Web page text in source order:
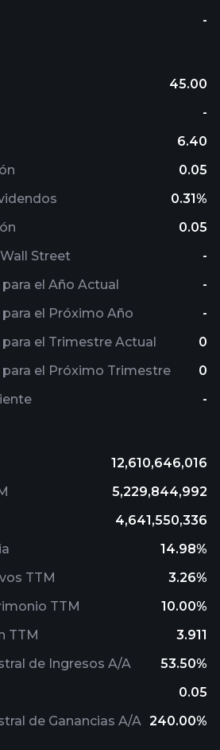
-
45.00
-
6.40
0.05
0.31%
0.05
Street
-
el Año Actual
-
el Próximo Año
-
el Trimestre Actual
0
para el Próximo Trimestre
0
-
12,610,646,016
5,229,844,992
4,641,550,336
14.98%
TTM
3.26%
TTM
10.00%
TTM
3.911
de Ingresos A/A
53.50%
0.05
de Ganancias A/A 240.00%